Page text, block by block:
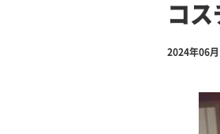
コ
2024年06